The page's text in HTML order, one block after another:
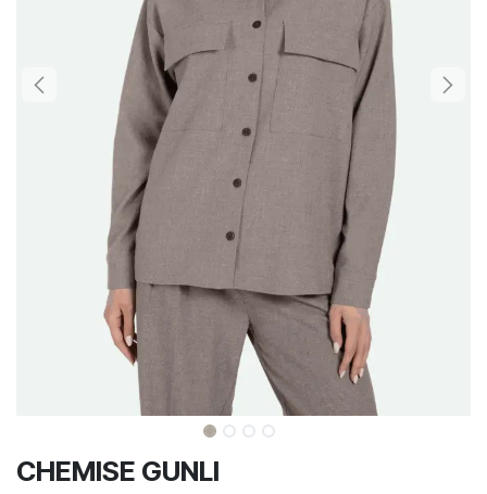
CHEMISE GUNLI